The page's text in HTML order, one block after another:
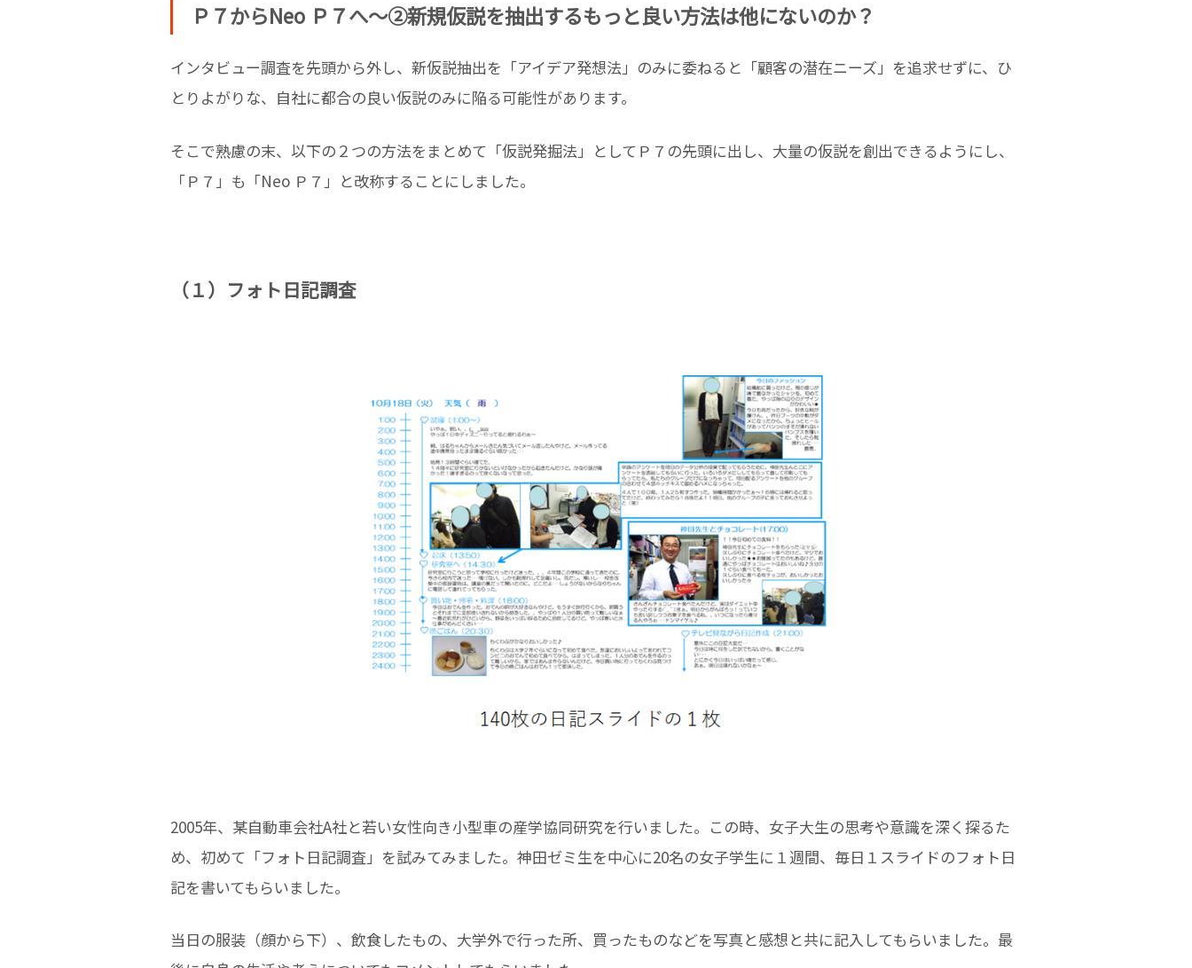
Ｐ７からNeo Ｐ７へ～②新規仮説を抽出するもっと良い方法は他にないのか？
インタビュー調査を先頭から外し、新仮説抽出を「アイデア発想法」のみに委ねると「顧客の潜在ニーズ」を追求せずに、ひ
とりよがりな、自社に都合の良い仮説のみに陥る可能性があります。
そこで熟慮の末、以下の２つの方法をまとめて「仮説発掘法」としてＰ７の先頭に出し、大量の仮説を創出できるようにし、
「Ｐ７」も「Neo Ｐ７」と改称することにしました。
（１）フォト日記調査
2005年、某自動車会社A社と若い女性向き小型車の産学協同研究を行いました。この時、女子大生の思考や意識を深く探るた
め、初めて「フォト日記調査」を試みてみました。神田ゼミ生を中心に20名の女子学生に１週間、毎日１スライドのフォト日
記を書いてもらいました。
当日の服装（顔から下）、飲食したもの、大学外で行った所、買ったものなどを写真と感想と共に記入してもらいました。最